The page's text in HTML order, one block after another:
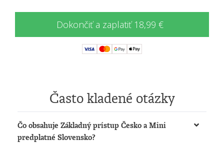
Dokončiť a zaplatiť 18,99 €
Často kladené otázky
Čo obsahuje Základný prístup Česko a Mini
predplatné Slovensko?